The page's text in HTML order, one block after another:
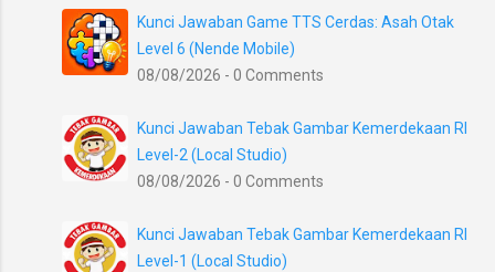
Kunci Jawaban Game TTS Cerdas: Asah Otak
Level 6 (Nende Mobile)
08/08/2026 - 0 Comments
Kunci Jawaban Tebak Gambar Kemerdekaan RI
Level-2 (Local Studio)
08/08/2026 - 0 Comments
Kunci Jawaban Tebak Gambar Kemerdekaan RI
Level-1 (Local Studio)